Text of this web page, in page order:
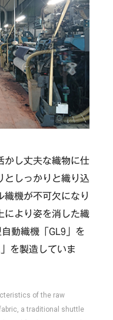
かし丈夫な織物に仕
としっかりと織り込
機が不可欠になり
により姿を消した織
動織機「GL9」を
を製造していま
of the raw
a traditional shuttle